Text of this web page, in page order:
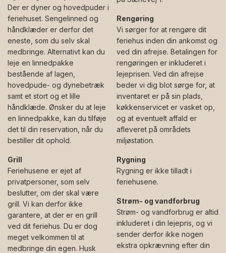
Der er dyner og hovedpuder i
feriehuset. Sengelinned og
håndklæder er derfor det
eneste, som du selv skal
medbringe. Alternativt kan du
leje en linnedpakke
bestående af lagen,
hovedpude- og dynebetræk
samt et stort og et lille
håndklæde. Ønsker du at leje
en linnedpakke, kan du tilføje
det til din reservation, når du
bestiller dit ophold.
Grill
Feriehusene er ejet af
privatpersoner, som selv
beslutter, om der skal være
grill. Vi kan derfor ikke
garantere, at der er en grill
ved dit feriehus. Du er dog
meget velkommen til at
medbringe din egen. Husk
Rengøring
Vi sørger for at rengøre dit
feriehus inden din ankomst og
ved din afrejse. Betalingen for
rengøringen er inkluderet i
lejeprisen. Ved din afrejse
beder vi dig blot sørge for, at
inventaret er på sin plads,
køkkenservicet er vasket op,
og at eventuelt affald er
afleveret på områdets
miljøstation.
Rygning
Rygning er ikke tilladt i
feriehusene.
Strøm- og vandforbrug
Strøm- og vandforbrug er altid
inkluderet i din lejepris, og vi
sender derfor ikke nogen
ekstra opkrævning efter din